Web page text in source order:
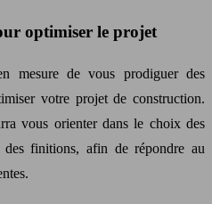
optimiser le projet
mesure de vous prodiguer des
votre projet de construction.
vous orienter dans le choix des
des finitions, afin de répondre au